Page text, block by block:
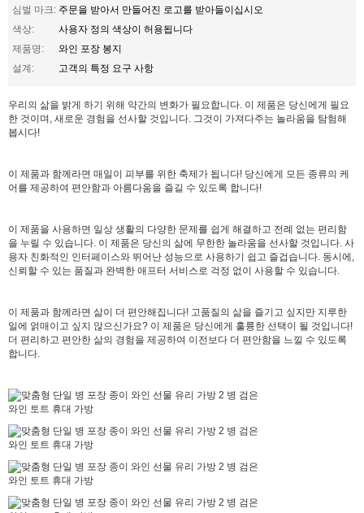
심벌 마크: 주문을 받아서 만들어진 로고를 받아들이십시오
색상:
사용자 정의 색상이 허용됩니다
제품명:
와인 포장 봉지
설계:
고객의 특정 요구 사항
우리의 삶을 밝게 하기 위해 약간의 변화가 필요합니다. 이 제품은 당신에게 필요
한 것이며, 새로운 경험을 선사할 것입니다. 그것이 가져다주는 놀라움을 탐험해
봅시다!
이 제품과 함께라면 매일이 피부를 위한 축제가 됩니다! 당신에게 모든 종류의 케
어를 제공하여 편안함과 아름다움을 즐길 수 있도록 합니다!
이 제품을 사용하면 일상 생활의 다양한 문제를 쉽게 해결하고 전례 없는 편리함
을 누릴 수 있습니다. 이 제품은 당신의 삶에 무한한 놀라움을 선사할 것입니다. 사
용자 친화적인 인터페이스와 뛰어난 성능으로 사용하기 쉽고 즐겁습니다. 동시에,
신뢰할 수 있는 품질과 완벽한 애프터 서비스로 걱정 없이 사용할 수 있습니다.
이 제품과 함께라면 삶이 더 편안해집니다! 고품질의 삶을 즐기고 싶지만 지루한
일에 얽매이고 싶지 않으신가요? 이 제품은 당신에게 훌륭한 선택이 될 것입니다!
더 편리하고 편안한 삶의 경험을 제공하여 이전보다 더 편안함을 느낄 수 있도록
합니다.